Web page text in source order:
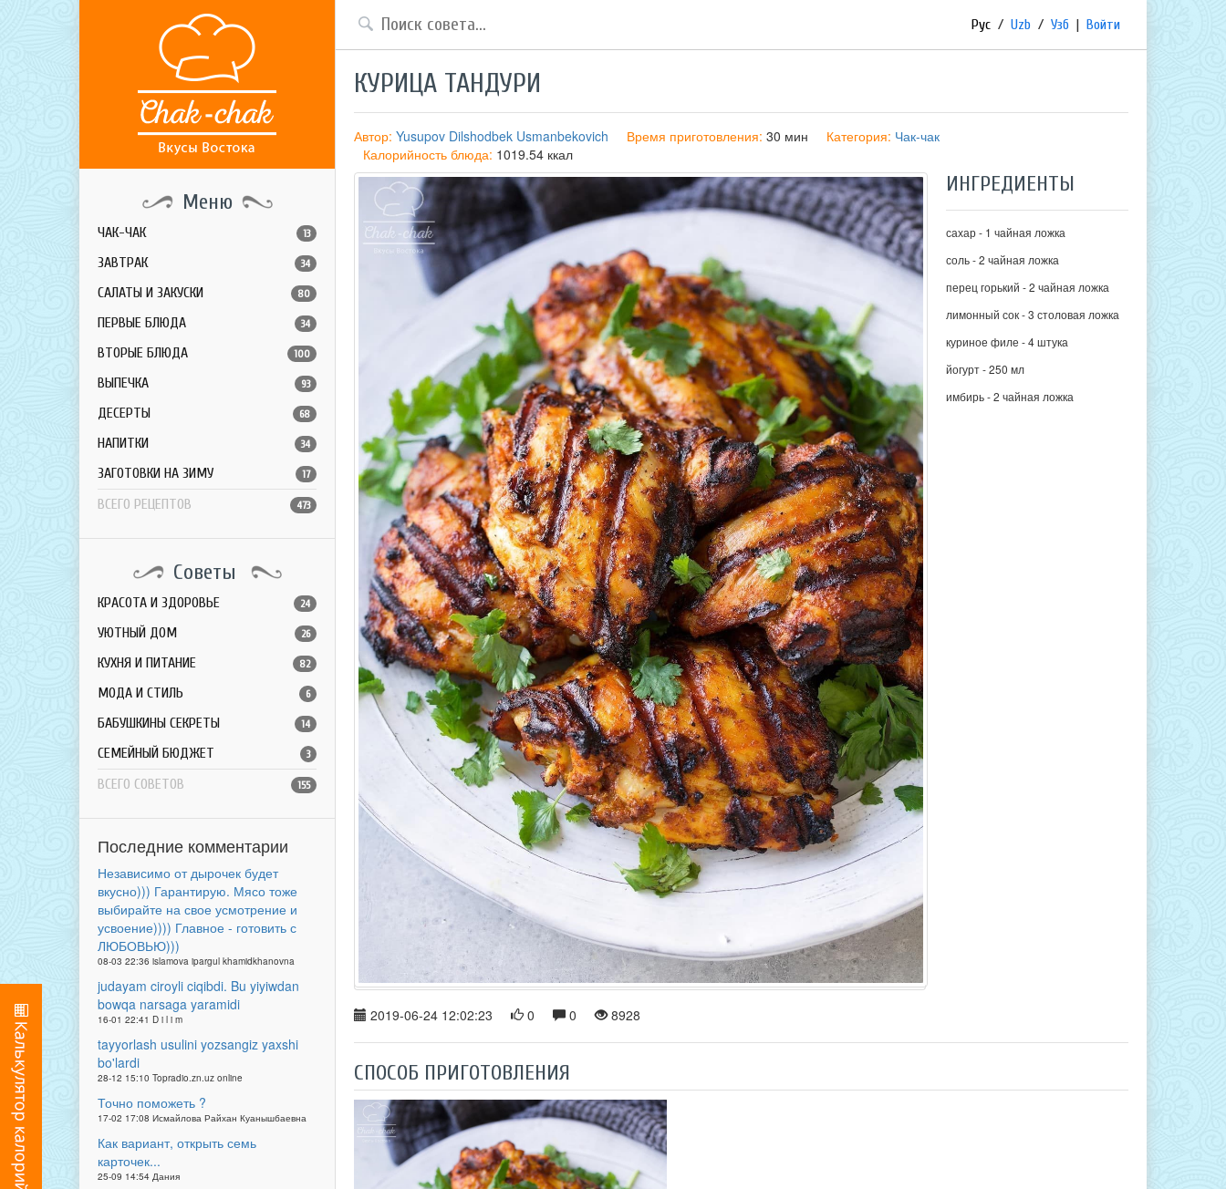
Меню
ЧАК-ЧАК 13
ЗАВТРАК 34
САЛАТЫ И ЗАКУСКИ 80
ПЕРВЫЕ БЛЮДА 34
ВТОРЫЕ БЛЮДА 100
ВЫПЕЧКА 93
ДЕСЕРТЫ 68
НАПИТКИ 34
ЗАГОТОВКИ НА ЗИМУ 17
ВСЕГО РЕЦЕПТОВ 473
Советы
КРАСОТА И ЗДОРОВЬЕ 24
УЮТНЫЙ ДОМ 26
КУХНЯ И ПИТАНИЕ 82
МОДА И СТИЛЬ 6
БАБУШКИНЫ СЕКРЕТЫ 14
СЕМЕЙНЫЙ БЮДЖЕТ 3
ВСЕГО СОВЕТОВ 155
Последние комментарии
Независимо от дырочек будет
вкусно))) Гарантирую. Мясо тоже
выбирайте на свое усмотрение и
усвоение)))) Главное - готовить с
ЛЮБОВЬЮ)))
08-03 22:36 islamova ipargul khamidkhanovna
judayam ciroyli ciqibdi. Bu yiyiwdan
bowqa narsaga yaramidi
16-01 22:41 D i l i m
tayyorlash usulini yozsangiz yaxshi
bo'lardi
28-12 15:10 Topradio.zn.uz online
Точно поможеть ?
17-02 17:08 Исмайлова Райхан Куанышбаевна
Как вариант, открыть семь
карточек...
25-09 14:54 Дания
Рус / Uzb / Узб | Войти
КУРИЦА ТАНДУРИ
Автор: Yusupov Dilshodbek Usmanbekovich Время приготовления: 30 мин Категория: Чак-чак
Калорийность блюда: 1019.54 ккал
2019-06-24 12:02:23 0 0 8928
ИНГРЕДИЕНТЫ
сахар - 1 чайная ложка
соль - 2 чайная ложка
перец горький - 2 чайная ложка
лимонный сок - 3 столовая ложка
куриное филе - 4 штука
йогурт - 250 мл
имбирь - 2 чайная ложка
СПОСОБ ПРИГОТОВЛЕНИЯ